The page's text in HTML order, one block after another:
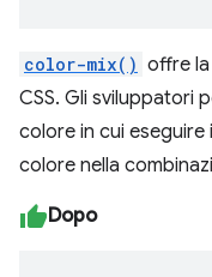
color-mix() offre
CSS. Gli sviluppatori
colore in cui eseguire
colore nella
Dopo